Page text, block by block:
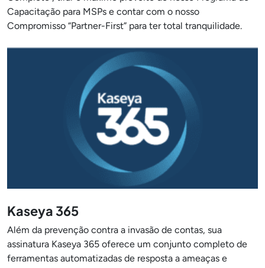
Capacitação para MSPs e contar com o nosso
Compromisso “Partner-First” para ter total tranquilidade.
Kaseya 365
Além da prevenção contra a invasão de contas, sua
assinatura Kaseya 365 oferece um conjunto completo de
ferramentas automatizadas de resposta a ameaças e